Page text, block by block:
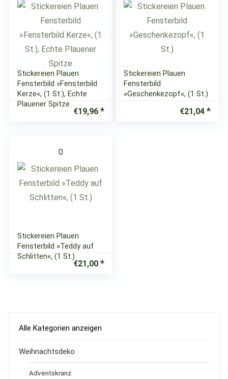
Stickereien Plauen
Fensterbild »Fensterbild
Kerze«, (1 St.), Echte
Plauener Spitze
€19,96
Stickereien Plauen
Fensterbild
»Geschenkezopf«, (1 St.)
€21,04
0
Stickereien Plauen
Fensterbild »Teddy auf
Schlitten«, (1 St.)
€21,00
Alle Kategorien anzeigen
Weihnachtsdeko
Adventskranz